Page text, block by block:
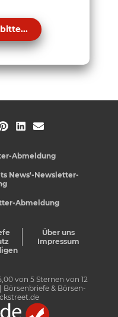
Abmeldung
News'-Newsletter-
Abmeldung
Über uns
Impressum
von 5Sternen von 12
| Börsenbriefe & Börsen-